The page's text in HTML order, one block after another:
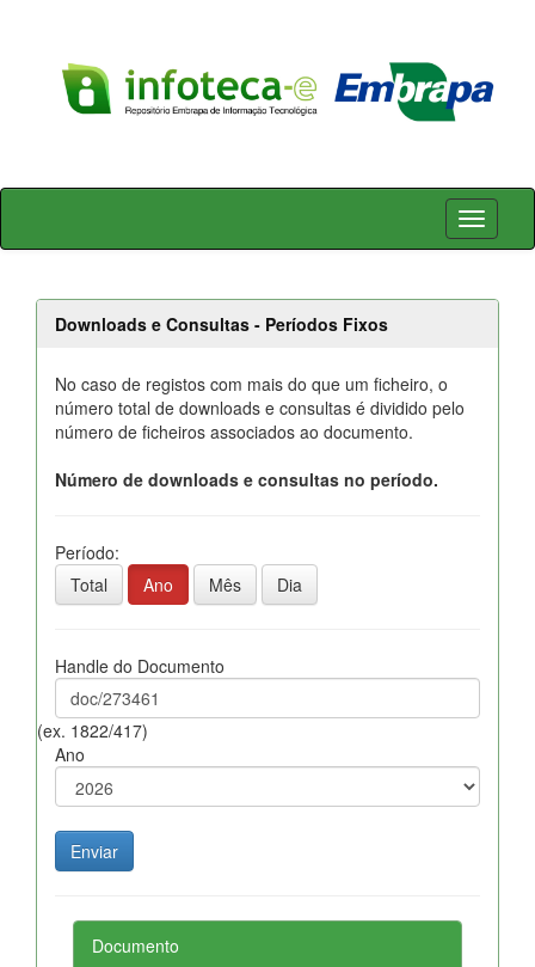
Skip
Downloads e Consultas - Períodos Fixos
No caso de registos com mais do que um ficheiro, o
número total de downloads e consultas é dividido pelo
número de ficheiros associados ao documento.
Número de downloads e consultas no período.
Período:
Total
Ano Mês Dia
Handle do Documento
(ex. 1822/417)
Ano
Documento